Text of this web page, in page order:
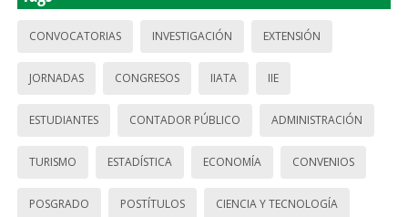
CONVOCATORIAS INVESTIGACIÓN EXTENSIÓN
JORNADAS CONGRESOS IIATA IIE
ESTUDIANTES CONTADOR PÚBLICO ADMINISTRACIÓN
TURISMO ESTADÍSTICA ECONOMÍA CONVENIOS
POSGRADO POSTÍTULOS CIENCIA Y TECNOLOGÍA